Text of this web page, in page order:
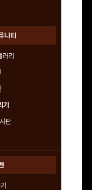
니티
러리
판